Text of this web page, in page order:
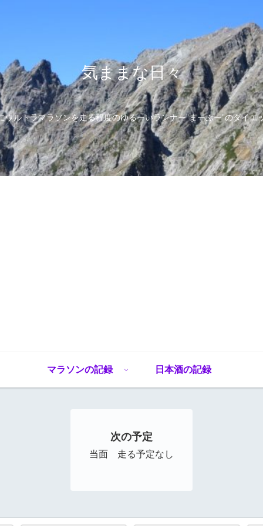
気ままな日々
ウルトラマラソンを走る程度のゆるーいランナー”まーぶー”のダイエ
マラソンの記録 日本酒の記録
次の予定
当面 走る予定なし